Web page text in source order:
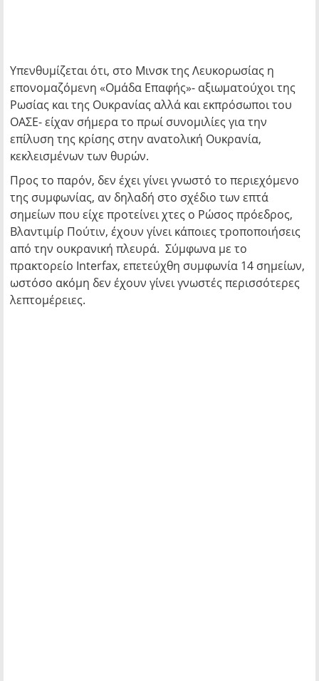
Υπενθυμίζεται ότι, στο Μινσκ της Λευκορωσίας η
επονομαζόμενη «Ομάδα Επαφής»- αξιωματούχοι της
Ρωσίας και της Ουκρανίας αλλά και εκπρόσωποι του
ΟΑΣΕ- είχαν σήμερα το πρωί συνομιλίες για την
επίλυση της κρίσης στην ανατολική Ουκρανία,
κεκλεισμένων των θυρών.
Προς το παρόν, δεν έχει γίνει γνωστό το περιεχόμενο
της συμφωνίας, αν δηλαδή στο σχέδιο των επτά
σημείων που είχε προτείνει χτες ο Ρώσος πρόεδρος,
Βλαντιμίρ Πούτιν, έχουν γίνει κάποιες τροποποιήσεις
από την ουκρανική πλευρά. Σύμφωνα με το
πρακτορείο Interfax, επετεύχθη συμφωνία 14 σημείων,
ωστόσο ακόμη δεν έχουν γίνει γνωστές περισσότερες
λεπτομέρειες.